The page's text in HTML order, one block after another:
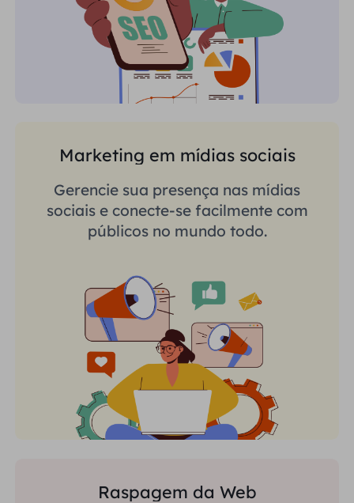
Marketing em mídias sociais
Gerencie sua presença nas mídias
sociais e conecte-se facilmente com
públicos no mundo todo.
Raspagem da Web